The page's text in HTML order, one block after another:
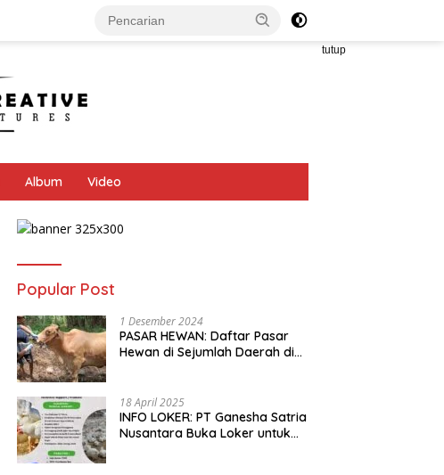
tutup
Album Video
Popular Post
1 Desember 2024
PASAR HEWAN: Daftar Pasar
Hewan di Sejumlah Daerah di
18 April 2025
INFO LOKER: PT Ganesha Satria
Nusantara Buka Loker untuk